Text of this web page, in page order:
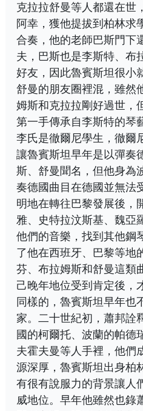
克拉拉舒曼等人都還在世
阿幸，獲他提拔到柏林求
合奏，他的老師巴斯門下
夫，巴斯也是李斯特、布
好友，因此魯賓斯坦很小
舒曼的朋友圈裡混，雖然
姆斯和克拉拉剛好過世，
第一手傳承自李斯特的琴
李氏是徹爾尼學生，徹爾
讓魯賓斯坦早年是以彈奏
斯、舒曼聞名，但他身為
奏德國曲目在德國並無法
明地在轉往巴黎發展後，
雅、史特拉汶斯基、魏亞
他們的音樂，找到其他鋼
了他在西班牙、巴黎等地
芬、布拉姆斯和舒曼這類
己晚年地位受到肯定後，
同樣的，魯賓斯坦早年也
家。二十世紀初，蕭邦詮
國的柯爾托、波蘭的帕德
夫霍夫曼等人手裡，他們
源深厚，魯賓斯坦出身柏
有很有說服力的背景讓人
威地位。早年他雖然也錄